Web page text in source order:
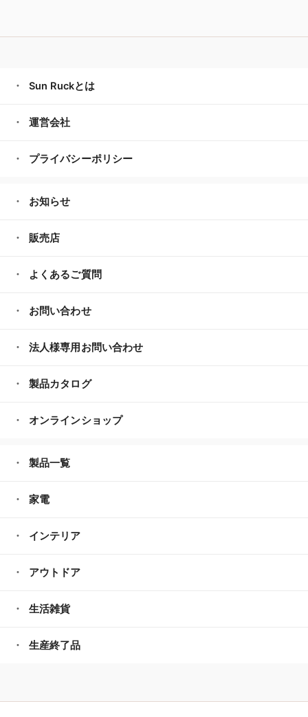
Sun Ruckとは
運営会社
プライバシーポリシー
お知らせ
販売店
よくあるご質問
お問い合わせ
法人様専用お問い合わせ
製品カタログ
オンラインショップ
製品一覧
家電
インテリア
アウトドア
生活雑貨
生産終了品